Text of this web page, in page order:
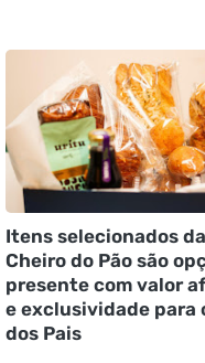
Itens selecionados da
Cheiro do Pão são
presente com valor
e exclusividade para
dos Pais